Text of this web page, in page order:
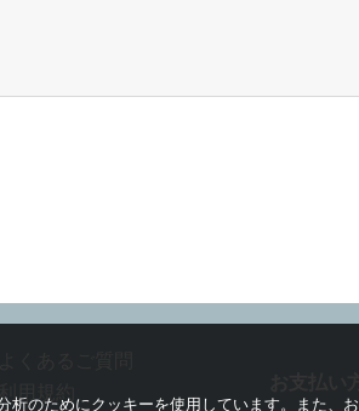
利用規約
析のためにクッキーを使用しています。また、お